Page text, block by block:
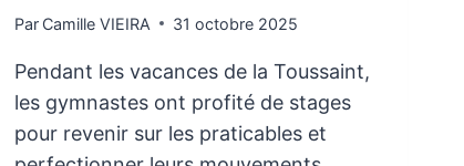
Par Camille VIEIRA 31 octobre 2025
Pendant les vacances de la Toussaint,
les gymnastes ont profité de stages
pour revenir sur les praticables et